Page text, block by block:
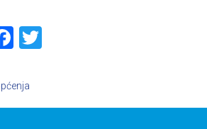
Facebook